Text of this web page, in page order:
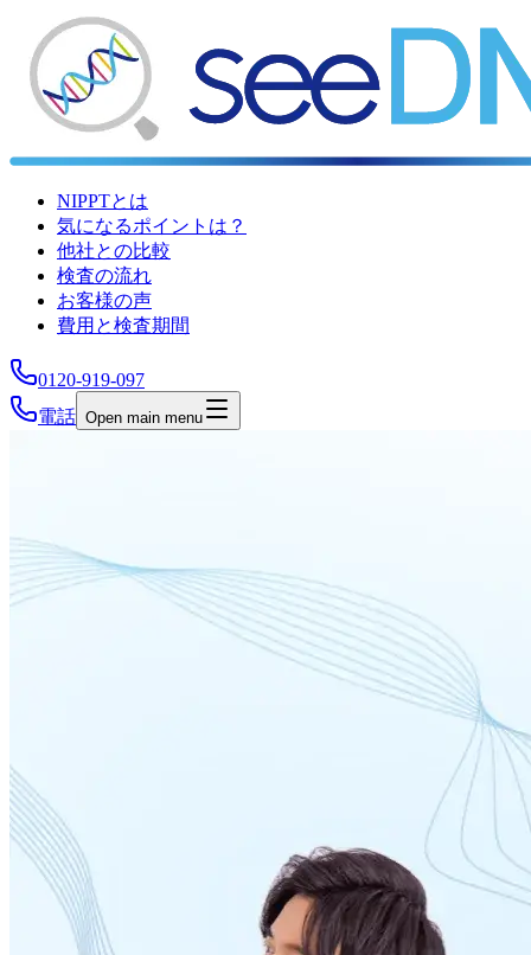
NIPPTとは
気になるポイントは？
他社との比較
検査の流れ
お客様の声
費用と検査期間
0120-919-097
電話 Open main menu